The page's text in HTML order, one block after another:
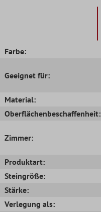
Farbe:
Geeignet für:
Material:
Oberflächenbeschaffenheit:
Zimmer:
Produktart:
Steingröße:
Stärke:
Verlegung als: